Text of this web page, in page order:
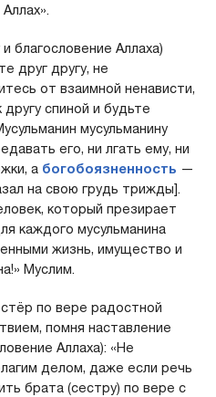
благословение Аллаха)
друг другу, не
от взаимной ненависти,
спиной и будьте
мусульманину
его, ни лгать ему, ни
а богобоязненность —
на свою грудь трижды].
который презирает
каждого мусульманина
жизнь, имущество и
Муслим.
по вере радостной
помня наставление
Аллаха): «Не
делом, даже если речь
брата (сестру) по вере с